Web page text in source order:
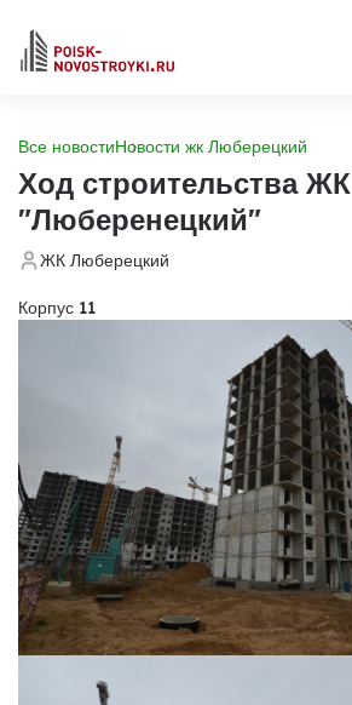
Все новостиНовости жк Люберецкий
Ход строительства ЖК
"Люберенецкий"
ЖК Люберецкий
Корпус 11